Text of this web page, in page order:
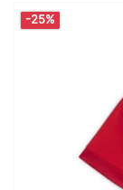
-25%